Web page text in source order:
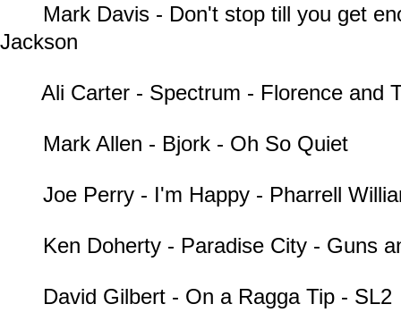
Mark Davis - Don't stop till you get
Jackson
Ali Carter - Spectrum - Florence and
Mark Allen - Bjork - Oh So Quiet
Joe Perry - I'm Happy - Pharrell
Ken Doherty - Paradise City - Guns
David Gilbert - On a Ragga Tip - SL2